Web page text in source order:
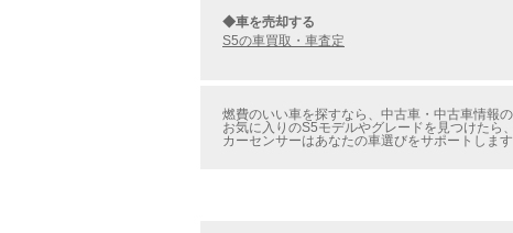
◆車を売却する
S5の車買取・車査定
燃費のいい車を探すなら、中古車・中古車情報
お気に入りのS5モデルやグレードを見つけたら
カーセンサーはあなたの車選びをサポートします